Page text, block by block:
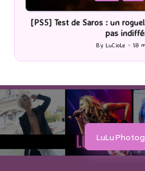
[PS5] Test de Saros : un
pas
Posted
by
By LuCioLe 18
LuLu